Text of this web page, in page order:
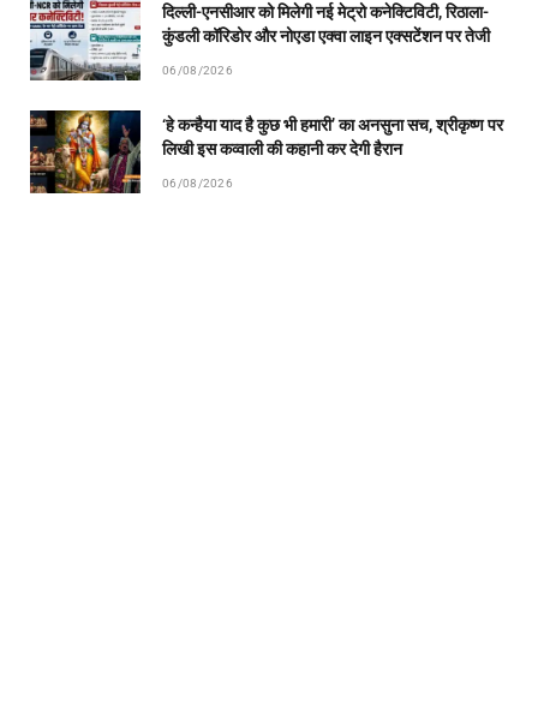
दिल्ली-एनसीआर को मिलेगी नई मेट्रो कनेक्टिविटी, रिठाला-
कुंडली कॉरिडोर और नोएडा एक्वा लाइन एक्सटेंशन पर तेजी
06/08/2026
‘हे कन्हैया याद है कुछ भी हमारी’ का अनसुना सच, श्रीकृष्ण पर
लिखी इस कव्वाली की कहानी कर देगी हैरान
06/08/2026